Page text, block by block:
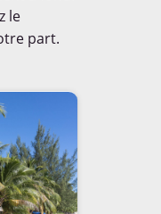
le
part.